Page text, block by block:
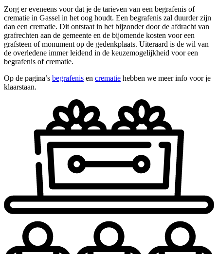
Zorg er eveneens voor dat je de tarieven van een begrafenis of
crematie in Gassel in het oog houdt. Een begrafenis zal duurder zijn
dan een crematie. Dit ontstaat in het bijzonder door de afdracht van
grafrechten aan de gemeente en de bijomende kosten voor een
grafsteen of monument op de gedenkplaats. Uiteraard is de wil van
de overledene immer leidend in de keuzemogelijkheid voor een
begrafenis of crematie.
Op de pagina’s begrafenis en crematie hebben we meer info voor je
klaarstaan.